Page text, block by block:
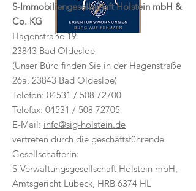
S-Immobiliengesellschaft Holstein mbH &
Co. KG
Hagenstraße 19
23843 Bad Oldesloe
(Unser Büro finden Sie in der Hagenstraße
26a, 23843 Bad Oldesloe)
Telefon: 04531 / 508 72700
Telefax: 04531 / 508 72705
E-Mail: info@sig-holstein.de
vertreten durch die geschäftsführende
Gesellschafterin:
S-Verwaltungsgesellschaft Holstein mbH,
Amtsgericht Lübeck, HRB 6374 HL